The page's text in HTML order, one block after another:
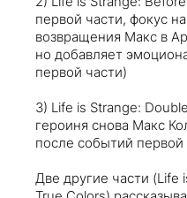
первой части, фокус
возвращения Макс в
но добавляет
первой части)
3) Life is Strange:
героиня снова Макс
после событий первой
Две другие части (Life